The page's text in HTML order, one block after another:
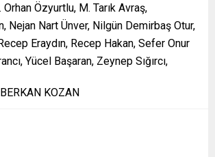
Özyurtlu, M. Tarık Avraş,
Nejan Nart Ünver, Nilgün Demirbaş Otur,
Eraydın, Recep Hakan, Sefer Onur
Yücel Başaran, Zeynep Sığırcı,
KOZAN